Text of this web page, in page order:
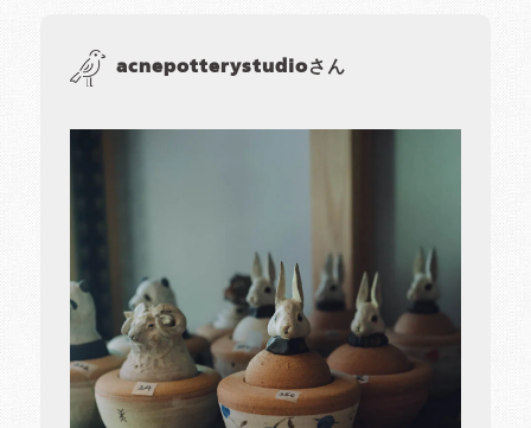
acnepotterystudioさん